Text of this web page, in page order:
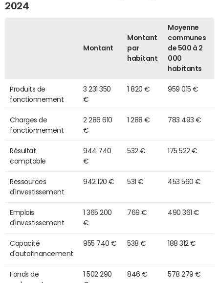
2024
Montant
Montant
par
habitant
Moyenne
communes
de 500 à 2
000
habitants
Produits de
fonctionnement
3 231 350
€
1 820 € 959 015 €
Charges de
fonctionnement
2 286 610
€
1 288 € 783 493 €
Résultat
comptable
944 740
€
532 € 175 522 €
Ressources
d'investissement
942 120 € 531 € 453 560 €
Emplois
d'investissement
1 365 200
€
769 € 490 361 €
Capacité
d'autofinancement
955 740 € 538 € 188 312 €
Fonds de
1 502 290
846 € 578 279 €